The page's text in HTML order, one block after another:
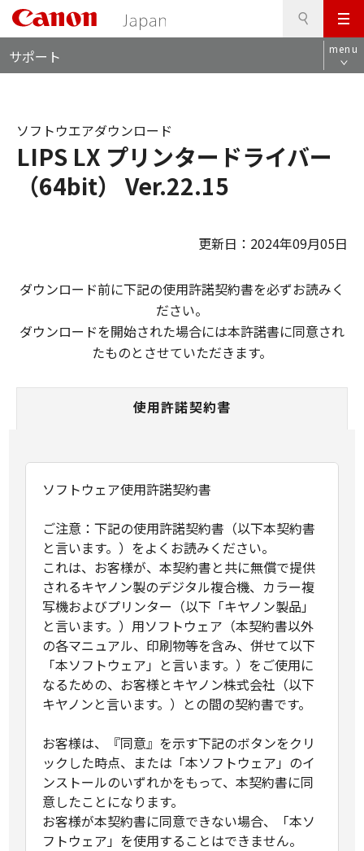
メ
ニ
ュ
サポート menu
LIPS LX プリンタードライバー
（64bit） Ver.22.15
ソフトウエアダウンロード
更新日：2024年09月05日
ダウンロード前に下記の使用許諾契約書を必ずお読みく
ださい。
ダウンロードを開始された場合には本許諾書に同意され
たものとさせていただきます。
使用許諾契約書
ソフトウェア使用許諾契約書
ご注意：下記の使用許諾契約書（以下本契約書
と言います。）をよくお読みください。
これは、お客様が、本契約書と共に無償で提供
されるキヤノン製のデジタル複合機、カラー複
写機およびプリンター（以下「キヤノン製品」
と言います。）用ソフトウェア（本契約書以外
の各マニュアル、印刷物等を含み、併せて以下
「本ソフトウェア」と言います。）をご使用に
なるための、お客様とキヤノン株式会社（以下
キヤノンと言います。）との間の契約書です。
お客様は、『同意』を示す下記のボタンをクリ
ックした時点、または「本ソフトウェア」のイ
ンストールのいずれかをもって、本契約書に同
意したことになります。
お客様が本契約書に同意できない場合、「本ソ
フトウェア」を使用することはできません。